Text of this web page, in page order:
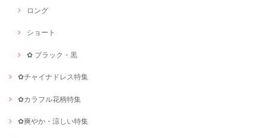
ロング
ショート
✿ ブラック・黒
✿チャイナドレス特集
✿カラフル花柄特集
✿爽やか・涼しい特集